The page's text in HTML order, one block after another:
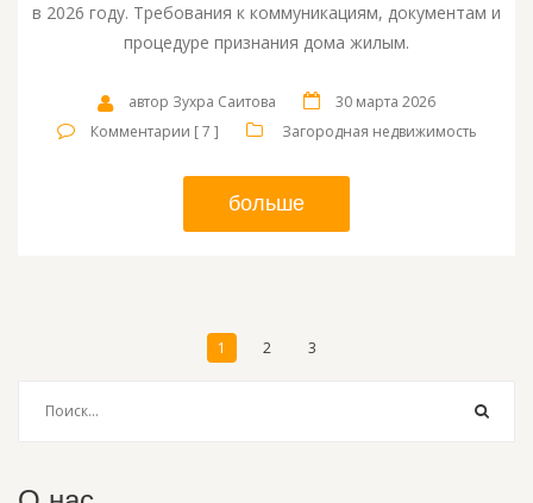
в 2026 году. Требования к коммуникациям, документам и
процедуре признания дома жилым.
автор Зухра Саитова
30 марта 2026
Комментарии [ 7 ]
Загородная недвижимость
больше
1 2 3